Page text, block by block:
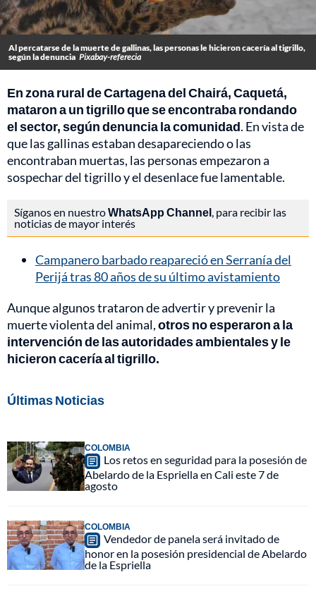
Al percatarse de la muerte de gallinas, las personas le hicieron cacería al tigrillo,
según la denuncia Pixabay-referecia
En zona rural de Cartagena del Chairá, Caquetá,
mataron a un tigrillo que se encontraba rondando
el sector, según denuncia la comunidad. En vista de
que las gallinas estaban desapareciendo o las
encontraban muertas, las personas empezaron a
sospechar del tigrillo y el desenlace fue lamentable.
Síganos en nuestroWhatsApp Channel, para recibir las
noticias de mayor interés
Campanero barbado reapareció en Serranía del
Perijá tras 80 años de su último avistamiento
Aunque algunos trataron de advertir y prevenir la
muerte violenta del animal,otros no esperaron a la
intervención de las autoridades ambientales y le
hicieron cacería al tigrillo.
Últimas Noticias
COLOMBIA
Los retos en seguridad para la posesión de
Abelardo de la Espriella en Cali este 7 de
agosto
COLOMBIA
Vendedor de panela será invitado de
honor en la posesión presidencial de Abelardo
de la Espriella